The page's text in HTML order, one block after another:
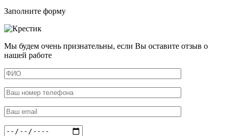
Заполните форму
Мы будем очень признательны, если Вы оставите отзыв о
нашей работе